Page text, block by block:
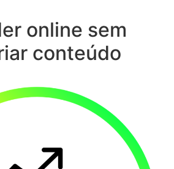
online sem
conteúdo